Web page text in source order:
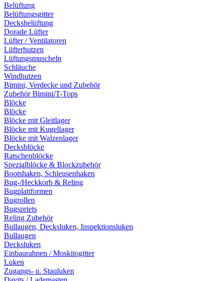
Belüftung
Belüftungsgitter
Decksbelüftung
Dorade Lüfter
Lüfter / Ventilatoren
Lüfterhutzen
Lüftungsmuscheln
Schläuche
Windhutzen
Bimini, Verdecke und Zubehör
Zubehör Bimini/T-Tops
Blöcke
Blöcke
Blöcke mit Gleitlager
Blöcke mit Kugellager
Blöcke mit Walzenlager
Decksblöcke
Ratschenblöcke
Spezialblöcke & Blockzubehör
Bootshaken, Schleusenhaken
Bug-/Heckkorb & Reling
Bugplattformen
Bugrollen
Bugspriets
Reling Zubehör
Bullaugen, Decksluken, Inspektionsluken
Bullaugen
Decksluken
Einbaurahnen / Moskitogitter
Luken
Zugangs- u. Stauluken